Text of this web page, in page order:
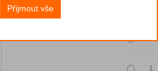
Přijmout vše